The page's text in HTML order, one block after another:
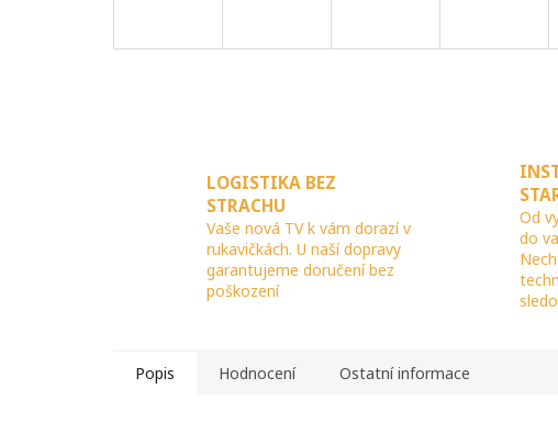
LOGISTIKA BEZ
STRACHU
Vaše nová TV k vám dorazí v
rukavičkách. U naší dopravy
garantujeme doručení bez
poškození
Od
do
Popis Hodnocení Ostatní informace